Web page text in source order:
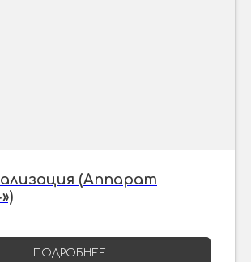
(Аппарат
ПОДРОБНЕЕ